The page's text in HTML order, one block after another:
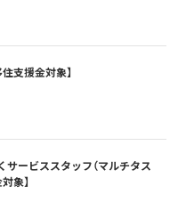
支援金対象】
サービススタッフ（マルチタス
象】